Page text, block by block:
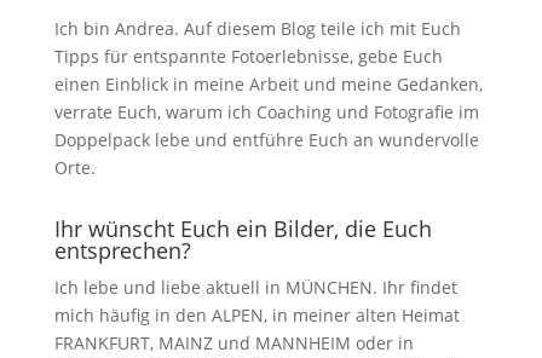
Ich bin Andrea. Auf diesem Blog teile ich mit Euch
Tipps für entspannte Fotoerlebnisse, gebe Euch
einen Einblick in meine Arbeit und meine Gedanken,
verrate Euch, warum ich Coaching und Fotografie im
Doppelpack lebe und entführe Euch an wundervolle
Orte.
Ihr wünscht Euch ein Bilder, die Euch
entsprechen?
Ich lebe und liebe aktuell in MÜNCHEN. Ihr findet
mich häufig in den ALPEN, in meiner alten Heimat
FRANKFURT, MAINZ und MANNHEIM oder in